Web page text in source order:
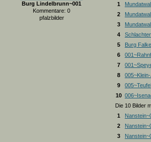
Burg Lindelbrunn~001
Kommentare: 0
pfalzbilder
1
2
3
4
5
Burg
6
7
8
9
10
Die 10 Bilder
1
2
3